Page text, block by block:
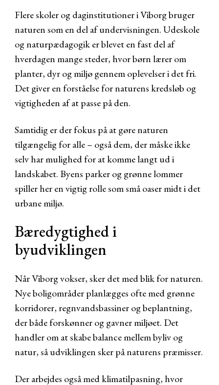
Flere skoler og daginstitutioner i Viborg bruger
naturen som en del af undervisningen. Udeskole
og naturpædagogik er blevet en fast del af
hverdagen mange steder, hvor børn lærer om
planter, dyr og miljø gennem oplevelser i det fri.
Det giver en forståelse for naturens kredsløb og
vigtigheden af at passe på den.
Samtidig er der fokus på at gøre naturen
tilgængelig for alle – også dem, der måske ikke
selv har mulighed for at komme langt ud i
landskabet. Byens parker og grønne lommer
spiller her en vigtig rolle som små oaser midt i det
urbane miljø.
Bæredygtighed i
byudviklingen
Når Viborg vokser, sker det med blik for naturen.
Nye boligområder planlægges ofte med grønne
korridorer, regnvandsbassiner og beplantning,
der både forskønner og gavner miljøet. Det
handler om at skabe balance mellem byliv og
natur, så udviklingen sker på naturens præmisser.
Der arbejdes også med klimatilpasning, hvor